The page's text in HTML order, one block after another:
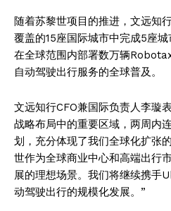
随着苏黎世项目的推进，文远知
覆盖的15座国际城市中完成5座
在全球范围内部署数万辆
自动驾驶出行服务的全球普及。
文远知行CFO兼国际负责人李璇
战略布局中的重要区域，两周内
划，充分体现了我们全球化扩张
世作为全球商业中心和高端出行
展的理想场景。我们将继续携手
动驾驶出行的规模化发展。”